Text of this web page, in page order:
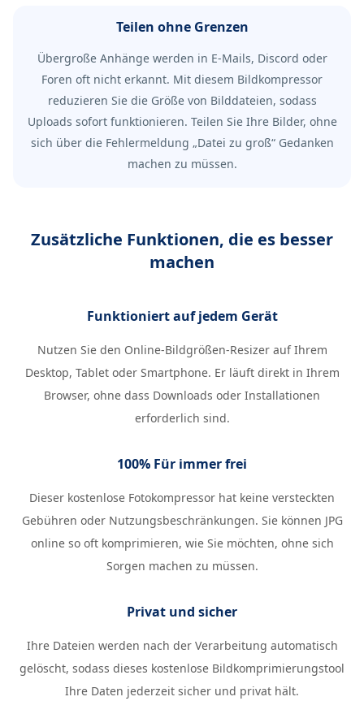
Teilen ohne Grenzen
Übergroße Anhänge werden in E-Mails, Discord oder
Foren oft nicht erkannt. Mit diesem Bildkompressor
reduzieren Sie die Größe von Bilddateien, sodass
Uploads sofort funktionieren. Teilen Sie Ihre Bilder, ohne
sich über die Fehlermeldung „Datei zu groß“ Gedanken
machen zu müssen.
Zusätzliche Funktionen, die es besser
machen
Funktioniert auf jedem Gerät
Nutzen Sie den Online-Bildgrößen-Resizer auf Ihrem
Desktop, Tablet oder Smartphone. Er läuft direkt in Ihrem
Browser, ohne dass Downloads oder Installationen
erforderlich sind.
100% Für immer frei
Dieser kostenlose Fotokompressor hat keine versteckten
Gebühren oder Nutzungsbeschränkungen. Sie können JPG
online so oft komprimieren, wie Sie möchten, ohne sich
Sorgen machen zu müssen.
Privat und sicher
Ihre Dateien werden nach der Verarbeitung automatisch
gelöscht, sodass dieses kostenlose Bildkomprimierungstool
Ihre Daten jederzeit sicher und privat hält.